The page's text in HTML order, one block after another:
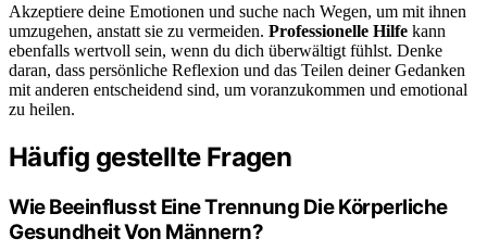
Akzeptiere deine Emotionen und suche nach Wegen, um mit ihnen
umzugehen, anstatt sie zu vermeiden. Professionelle Hilfe kann
ebenfalls wertvoll sein, wenn du dich überwältigt fühlst. Denke
daran, dass persönliche Reflexion und das Teilen deiner Gedanken
mit anderen entscheidend sind, um voranzukommen und emotional
zu heilen.
Häufig gestellte Fragen
Wie Beeinflusst Eine Trennung Die Körperliche
Gesundheit Von Männern?